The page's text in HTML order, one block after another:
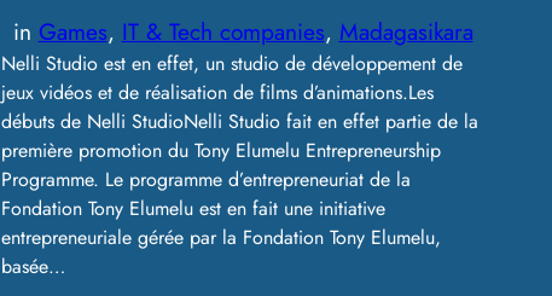
in Games, IT & Tech companies, Madagasikara
Nelli Studio est en effet, un studio de développement de
jeux vidéos et de réalisation de films d’animations.Les
débuts de Nelli StudioNelli Studio fait en effet partie de la
première promotion du Tony Elumelu Entrepreneurship
Programme. Le programme d’entrepreneuriat de la
Fondation Tony Elumelu est en fait une initiative
entrepreneuriale gérée par la Fondation Tony Elumelu,
basée…